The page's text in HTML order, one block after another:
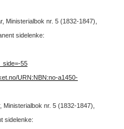
Ministerialbok nr. 5 (1832-1847),
sidelenke:
55
URN:NBN:no-a1450-
Ministerialbok nr. 5 (1832-1847),
sidelenke: